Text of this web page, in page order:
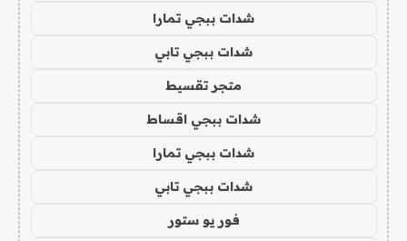
شدات ببجي تمارا
شدات ببجي تابي
متجر تقسيط
شدات ببجي اقساط
شدات ببجي تمارا
شدات ببجي تابي
فور يو ستور